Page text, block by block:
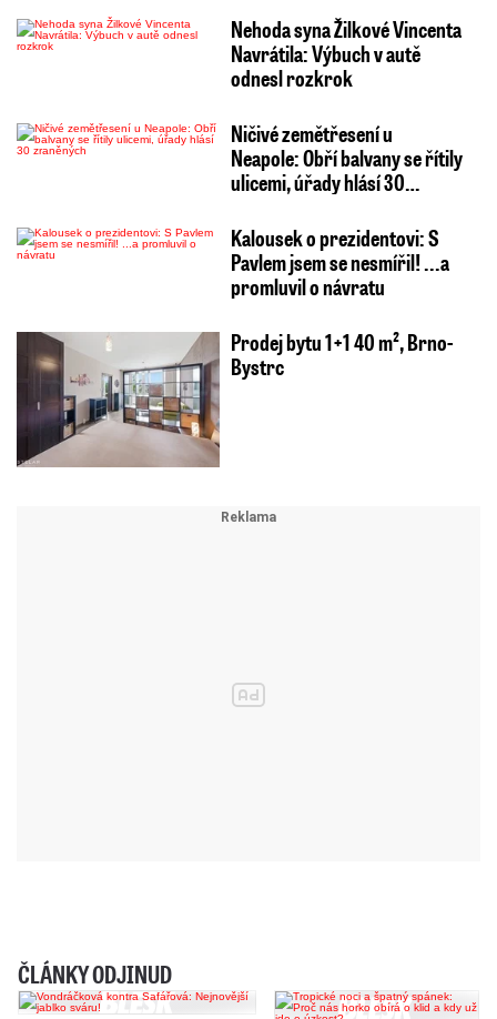
Nehoda syna Žilkové Vincenta
Navrátila: Výbuch v autě
odnesl rozkrok
Ničivé zemětřesení u
Neapole: Obří balvany se řítily
ulicemi, úřady hlásí 30…
Kalousek o prezidentovi: S
Pavlem jsem se nesmířil! ...a
promluvil o návratu
Prodej bytu 1+1 40 m², Brno-
Bystrc
ČLÁNKY ODJINUD